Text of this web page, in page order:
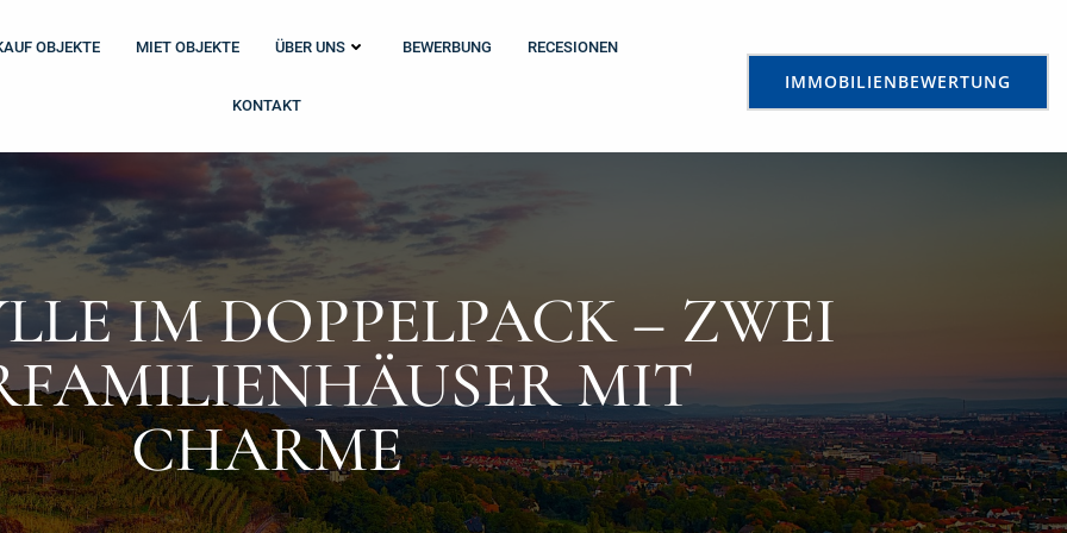
OBJEKTE MIET OBJEKTE ÜBER UNS BEWERBUNG RECESIONEN
KONTAKT
IMMOBILIENBEWERTUNG
IM DOPPELPACK – ZWEI
MIT
CHARME